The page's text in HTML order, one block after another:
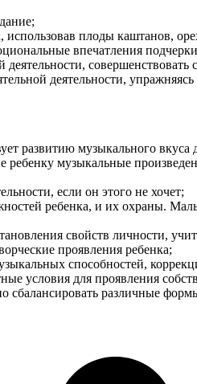
плоды каштанов,
впечатления
деятельности,
деятельности,
развитию музыкального
музыкальные
если он этого не хочет;
ребенка, и их охраны.
свойств личности,
проявления ребенка;
способностей,
условия для проявления
различные